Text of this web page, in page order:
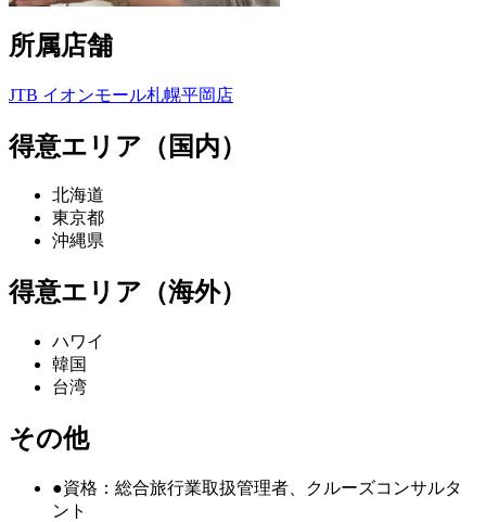
所属店舗
JTB イオンモール札幌平岡店
得意エリア（国内）
北海道
東京都
沖縄県
得意エリア（海外）
ハワイ
韓国
台湾
その他
●資格：総合旅行業取扱管理者、クルーズコンサルタ
ント